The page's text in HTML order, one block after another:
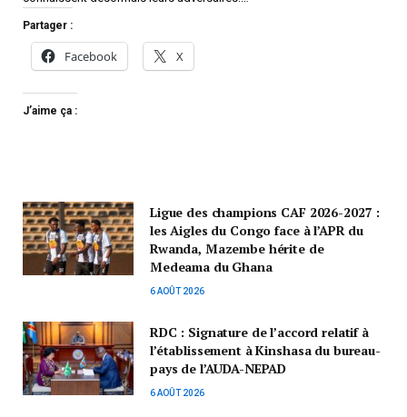
Partager :
Facebook X
J’aime ça :
Ligue des champions CAF 2026-2027 :
les Aigles du Congo face à l’APR du
Rwanda, Mazembe hérite de
Medeama du Ghana
6 AOÛT 2026
RDC : Signature de l’accord relatif à
l’établissement à Kinshasa du bureau-
pays de l’AUDA-NEPAD
6 AOÛT 2026